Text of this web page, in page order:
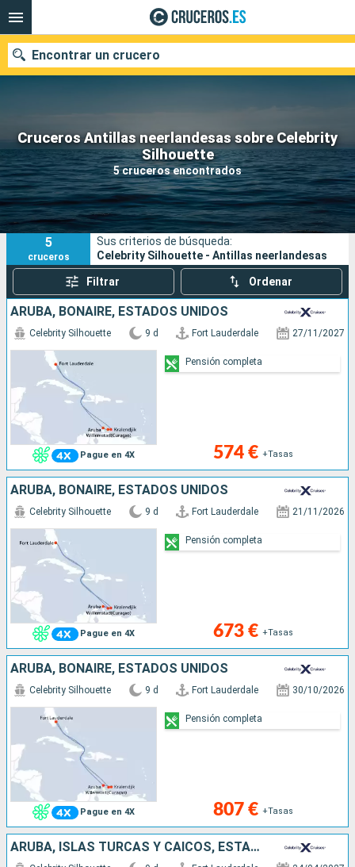
Cruceros Antillas neerlandesas sobre Celebrity
Silhouette
5 cruceros encontrados
Encontrar un crucero
Nuestros destinos
Fecha de salida
Puertos Compañías
Buscar
5
cruceros
Sus criterios de búsqueda:
Celebrity Silhouette - Antillas neerlandesas
Filtrar Ordenar
ARUBA, BONAIRE, ESTADOS UNIDOS
Pague en 4X
Celebrity Silhouette 9 d Fort Lauderdale 27/11/2027
574 € +Tasas
Pensión completa
ARUBA, BONAIRE, ESTADOS UNIDOS
Pague en 4X
Celebrity Silhouette 9 d Fort Lauderdale 21/11/2026
673 € +Tasas
Pensión completa
ARUBA, BONAIRE, ESTADOS UNIDOS
Pague en 4X
Celebrity Silhouette 9 d Fort Lauderdale 30/10/2026
807 € +Tasas
Pensión completa
ARUBA, ISLAS TURCAS Y CAICOS, ESTADOS UNIDOS